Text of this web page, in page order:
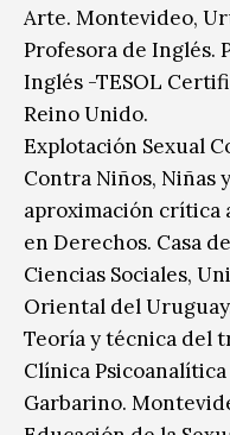
Arte. Montevideo,
Profesora de Inglés.
Inglés -TESOL
Reino Unido.
Explotación Sexual
Contra Niños, Niñas
aproximación
en Derechos. Casa
Ciencias Sociales,
Oriental del
Teoría y técnica del
Clínica
Garbarino.